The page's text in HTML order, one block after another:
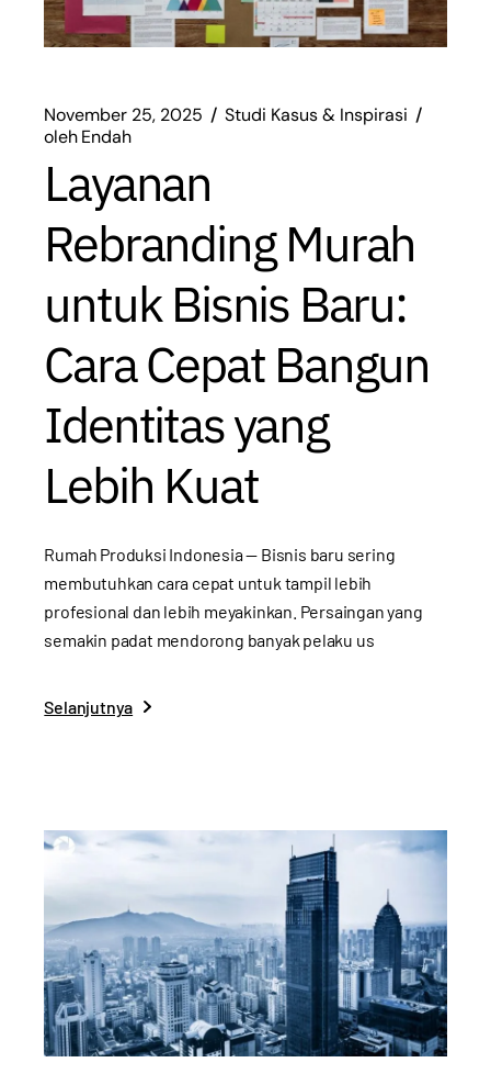
November 25, 2025
Studi Kasus & Inspirasi
olehEndah
Layanan
Rebranding Murah
untuk Bisnis Baru:
Cara Cepat Bangun
Identitas yang
Lebih Kuat
Rumah Produksi Indonesia — Bisnis baru sering
membutuhkan cara cepat untuk tampil lebih
profesional dan lebih meyakinkan. Persaingan yang
semakin padat mendorong banyak pelaku us
Selanjutnya